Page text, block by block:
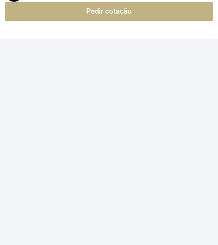
Pedir cotação